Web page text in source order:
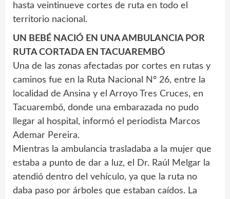
hasta veintinueve cortes de ruta en todo el
territorio nacional.
UN BEBÉ NACIÓ EN UNA AMBULANCIA POR
RUTA CORTADA EN TACUAREMBÓ
Una de las zonas afectadas por cortes en rutas y
caminos fue en la Ruta Nacional Nº 26, entre la
localidad de Ansina y el Arroyo Tres Cruces, en
Tacuarembó, donde una embarazada no pudo
llegar al hospital, informó el periodista Marcos
Ademar Pereira.
Mientras la ambulancia trasladaba a la mujer que
estaba a punto de dar a luz, el Dr. Raúl Melgar la
atendió dentro del vehículo, ya que la ruta no
daba paso por árboles que estaban caídos. La